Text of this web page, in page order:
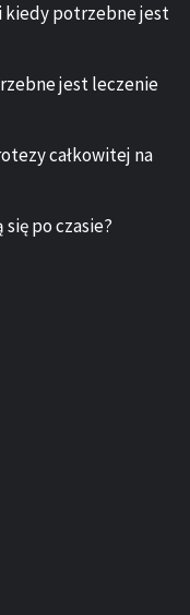
kiedy potrzebne jest
jest leczenie
całkowitej na
po czasie?